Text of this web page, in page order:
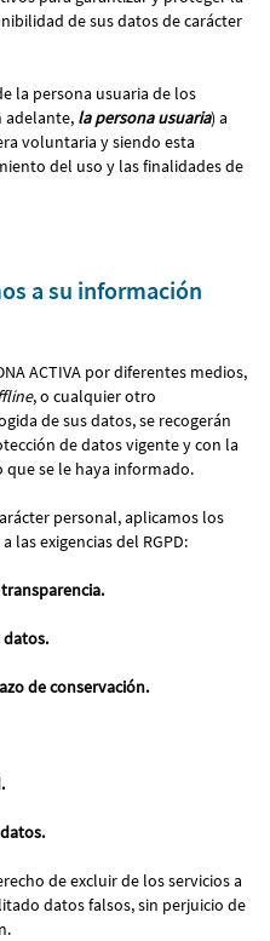
de sus datos de carácter
la persona usuaria de los
adelante, la persona usuaria) a
voluntaria y siendo esta
del uso y las finalidades de
a su información
ACTIVA por diferentes medios,
, o cualquier otro
de sus datos, se recogerán
de datos vigente y con la
que se le haya informado.
personal, aplicamos los
las exigencias del RGPD:
datos.
de conservación.
de excluir de los servicios a
datos falsos, sin perjuicio de